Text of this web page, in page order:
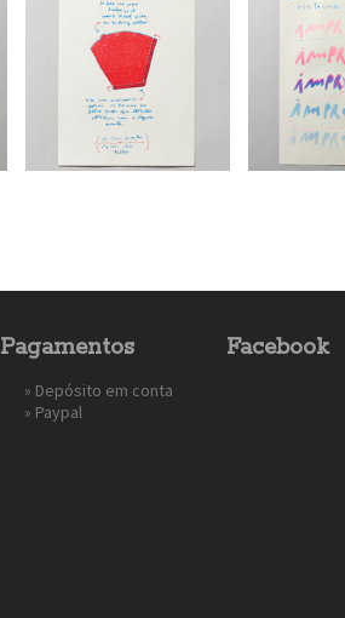
Pagamentos
» Depósito em conta
» Paypal
Facebook